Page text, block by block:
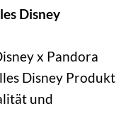
Disney
x Pandora
Disney Produkt
und